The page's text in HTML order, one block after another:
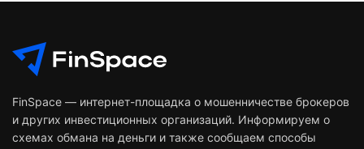
FinSpace — интернет-площадка о мошенничестве брокеров
и других инвестиционных организаций. Информируем о
схемах обмана на деньги и также сообщаем способы